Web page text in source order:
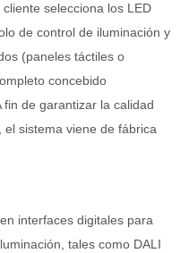
selecciona los LED
de control de iluminación y
(paneles táctiles o
concebido
de garantizar la calidad
el sistema viene de fábrica
interfaces digitales para
tales como DALI